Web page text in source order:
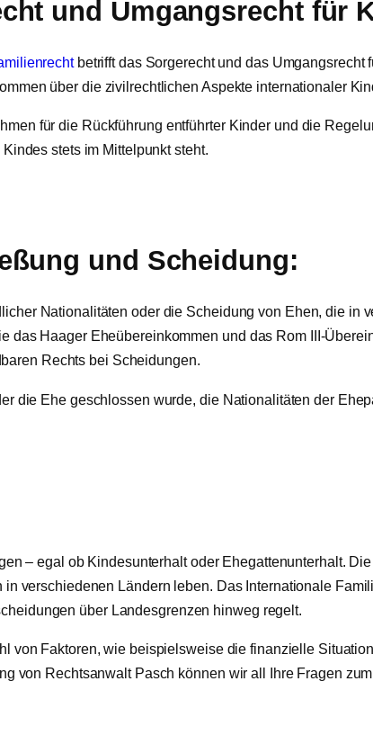
und Umgangsrecht für
betrifft das Sorgerecht und das Umgangsrecht
über die zivilrechtlichen Aspekte internationaler
für die Rückführung entführter Kinder und die
stets im Mittelpunkt steht.
und Scheidung:
Nationalitäten oder die Scheidung von Ehen, die in
das Haager Eheübereinkommen und das Rom III-
Rechts bei Scheidungen.
die Ehe geschlossen wurde, die Nationalitäten der
– egal ob Kindesunterhalt oder Ehegattenunterhalt.
verschiedenen Ländern leben. Das Internationale
über Landesgrenzen hinweg regelt.
von Faktoren, wie beispielsweise die finanzielle
von Rechtsanwalt Pasch können wir all Ihre Fragen